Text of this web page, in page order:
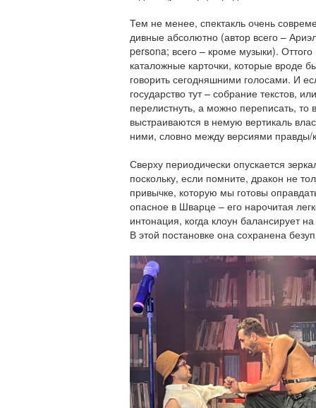
Тем не менее, спектакль очень
дивные абсолютно (автор всего –
persona; всего – кроме музыки). Оттого
каталожные карточки, которые вроде
говорить сегодняшними голосами. И
государство тут – собрание текстов,
перелистнуть, а можно переписать, то
выстраиваются в немую вертикаль
ними, словно между версиями правды/
Сверху периодически опускается
поскольку, если помните, дракон не
привычке, которую мы готовы
опасное в Шварце – его нарочитая
интонация, когда клоун балансирует
В этой постановке она сохранена